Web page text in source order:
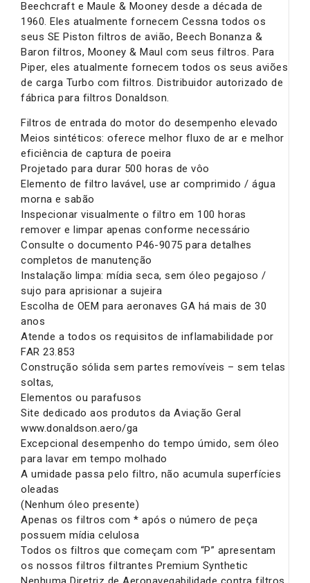
Beechcraft e Maule & Mooney desde a década de
1960. Eles atualmente fornecem Cessna todos os
seus SE Piston filtros de avião, Beech Bonanza &
Baron filtros, Mooney & Maul com seus filtros. Para
Piper, eles atualmente fornecem todos os seus aviões
de carga Turbo com filtros. Distribuidor autorizado de
fábrica para filtros Donaldson.
Filtros de entrada do motor do desempenho elevado
Meios sintéticos: oferece melhor fluxo de ar e melhor
eficiência de captura de poeira
Projetado para durar 500 horas de vôo
Elemento de filtro lavável, use ar comprimido / água
morna e sabão
Inspecionar visualmente o filtro em 100 horas
remover e limpar apenas conforme necessário
Consulte o documento P46-9075 para detalhes
completos de manutenção
Instalação limpa: mídia seca, sem óleo pegajoso /
sujo para aprisionar a sujeira
Escolha de OEM para aeronaves GA há mais de 30
anos
Atende a todos os requisitos de inflamabilidade por
FAR 23.853
Construção sólida sem partes removíveis – sem telas
soltas,
Elementos ou parafusos
Site dedicado aos produtos da Aviação Geral
www.donaldson.aero/ga
Excepcional desempenho do tempo úmido, sem óleo
para lavar em tempo molhado
A umidade passa pelo filtro, não acumula superfícies
oleadas
(Nenhum óleo presente)
Apenas os filtros com * após o número de peça
possuem mídia celulosa
Todos os filtros que começam com “P” apresentam
os nossos filtros filtrantes Premium Synthetic